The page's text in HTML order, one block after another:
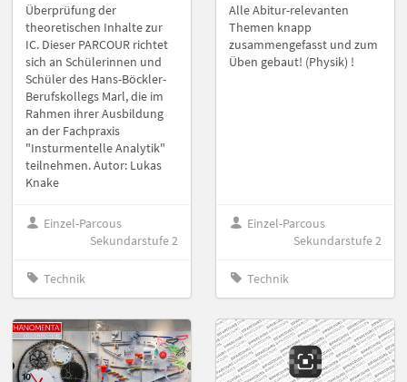
Überprüfung der
theoretischen Inhalte zur
IC. Dieser PARCOUR richtet
sich an Schülerinnen und
Schüler des Hans-Böckler-
Berufskollegs Marl, die im
Rahmen ihrer Ausbildung
an der Fachpraxis
"Insturmentelle Analytik"
teilnehmen. Autor: Lukas
Knake
Einzel-Parcous
Sekundarstufe 2
Technik
Alle Abitur-relevanten
Themen knapp
zusammengefasst und zum
Üben gebaut! (Physik) !
Einzel-Parcous
Sekundarstufe 2
Technik